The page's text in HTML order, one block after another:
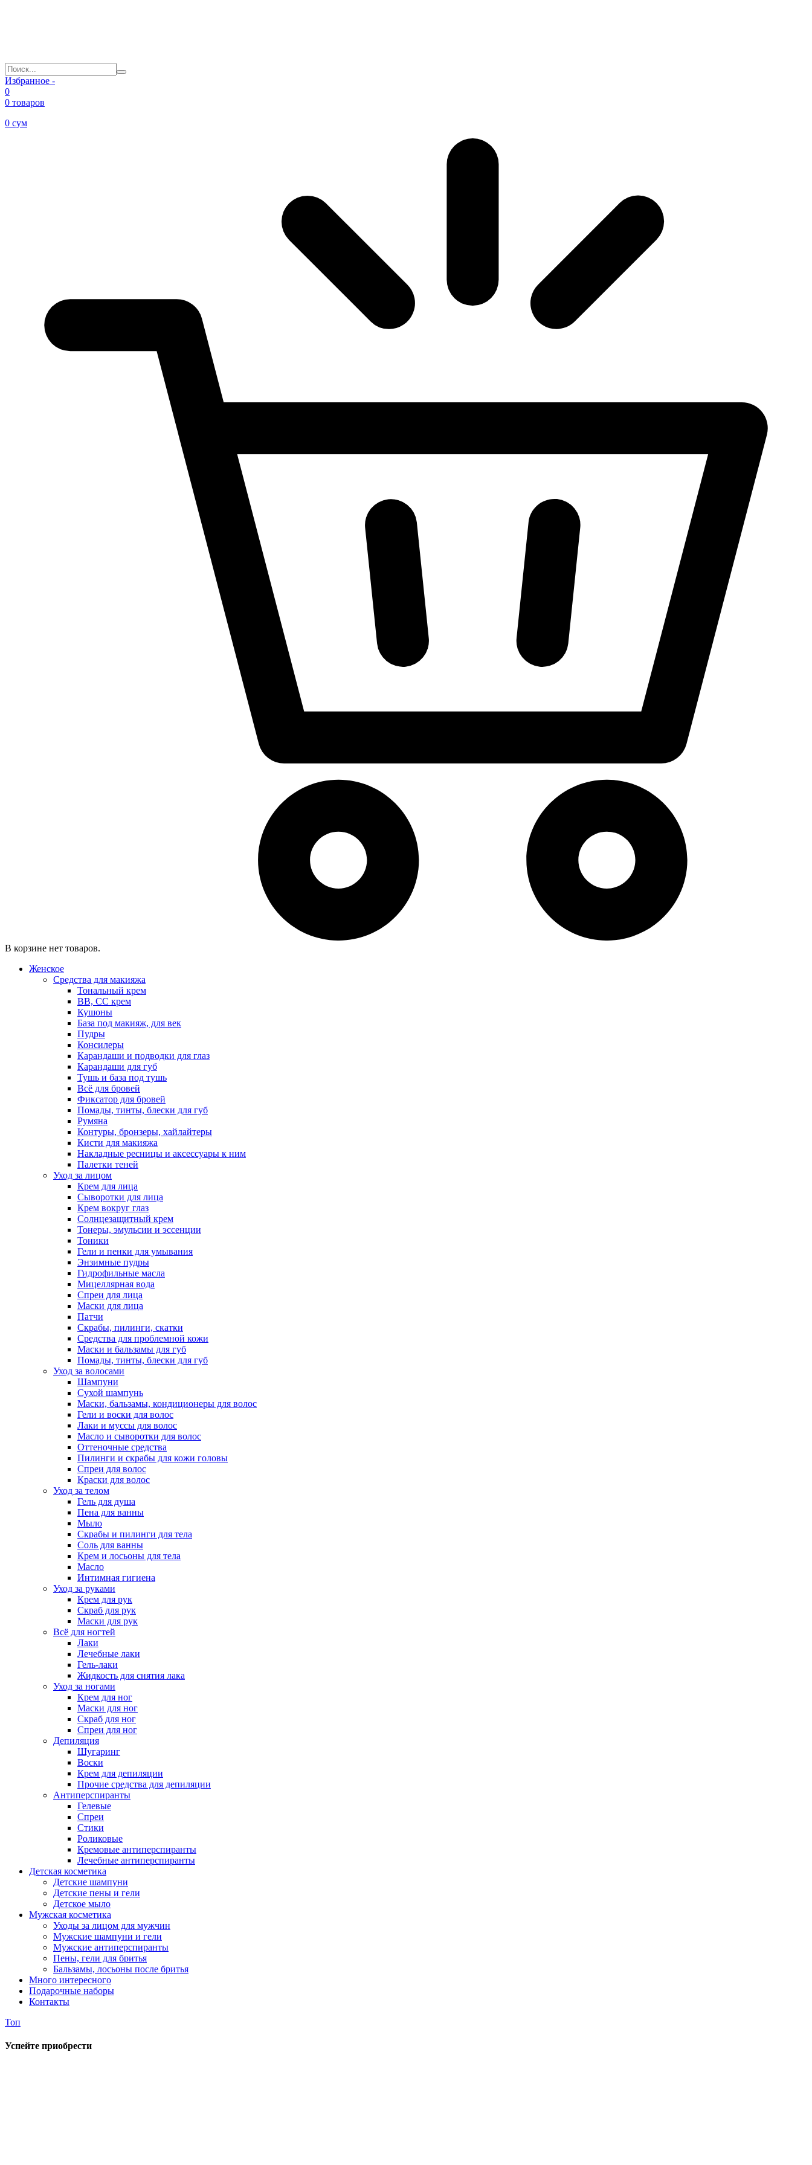
Избранное -
0
0 товаров
0 сум
В корзине нет товаров.
Женское
Средства для макияжа
Тональный крем
BB, CC крем
Кушоны
База под макияж, для век
Пудры
Консилеры
Карандаши и подводки для глаз
Карандаши для губ
Тушь и база под тушь
Всё для бровей
Фиксатор для бровей
Помады, тинты, блески для губ
Румяна
Контуры, бронзеры, хайлайтеры
Кисти для макияжа
Накладные ресницы и аксессуары к ним
Палетки теней
Уход за лицом
Крем для лица
Сыворотки для лица
Крем вокруг глаз
Солнцезащитный крем
Тонеры, эмульсии и эссенции
Тоники
Гели и пенки для умывания
Энзимные пудры
Гидрофильные масла
Мицеллярная вода
Спреи для лица
Маски для лица
Патчи
Скрабы, пилинги, скатки
Средства для проблемной кожи
Маски и бальзамы для губ
Помады, тинты, блески для губ
Уход за волосами
Шампуни
Сухой шампунь
Маски, бальзамы, кондиционеры для волос
Гели и воски для волос
Лаки и муссы для волос
Масло и сыворотки для волос
Оттеночные средства
Пилинги и скрабы для кожи головы
Спреи для волос
Краски для волос
Уход за телом
Гель для душа
Пена для ванны
Мыло
Скрабы и пилинги для тела
Соль для ванны
Крем и лосьоны для тела
Масло
Интимная гигиена
Уход за руками
Крем для рук
Скраб для рук
Маски для рук
Всё для ногтей
Лаки
Лечебные лаки
Гель-лаки
Жидкость для снятия лака
Уход за ногами
Крем для ног
Маски для ног
Скраб для ног
Спреи для ног
Депиляция
Шугаринг
Воски
Крем для депиляции
Прочие средства для депиляции
Антиперспиранты
Гелевые
Спреи
Стики
Роликовые
Кремовые антиперспиранты
Лечебные антиперспиранты
Детская косметика
Детские шампуни
Детские пены и гели
Детское мыло
Мужская косметика
Уходы за лицом для мужчин
Мужские шампуни и гели
Мужские антиперспиранты
Пены, гели для бритья
Бальзамы, лосьоны после бритья
Много интересного
Подарочные наборы
Контакты
Топ
Успейте приобрести